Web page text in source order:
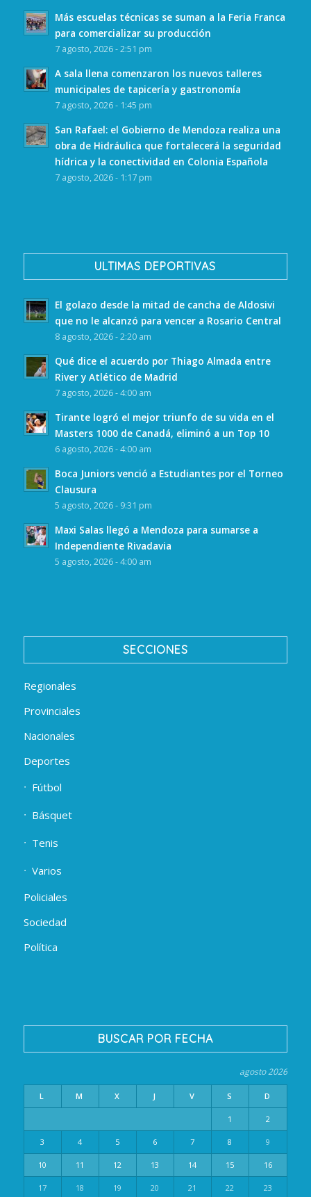
Más escuelas técnicas se suman a la Feria Franca
para comercializar su producción
7 agosto, 2026 - 2:51 pm
A sala llena comenzaron los nuevos talleres
municipales de tapicería y gastronomía
7 agosto, 2026 - 1:45 pm
San Rafael: el Gobierno de Mendoza realiza una
obra de Hidráulica que fortalecerá la seguridad
hídrica y la conectividad en Colonia Española
7 agosto, 2026 - 1:17 pm
ULTIMAS DEPORTIVAS
El golazo desde la mitad de cancha de Aldosivi
que no le alcanzó para vencer a Rosario Central
8 agosto, 2026 - 2:20 am
Qué dice el acuerdo por Thiago Almada entre
River y Atlético de Madrid
7 agosto, 2026 - 4:00 am
Tirante logró el mejor triunfo de su vida en el
Masters 1000 de Canadá, eliminó a un Top 10
6 agosto, 2026 - 4:00 am
Boca Juniors venció a Estudiantes por el Torneo
Clausura
5 agosto, 2026 - 9:31 pm
Maxi Salas llegó a Mendoza para sumarse a
Independiente Rivadavia
5 agosto, 2026 - 4:00 am
SECCIONES
Regionales
Provinciales
Nacionales
Deportes
Fútbol
Básquet
Tenis
Varios
Policiales
Sociedad
Política
BUSCAR POR FECHA
agosto 2026
L M X J V S D
1 2
3 4 5 6 7 8 9
10 11 12 13 14 15 16
17 18 19 20 21 22 23